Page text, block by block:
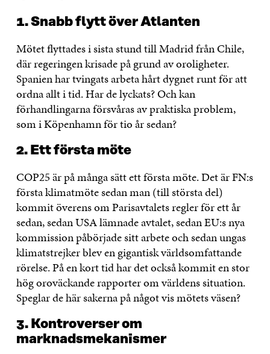
1. Snabb flytt över Atlanten
Mötet flyttades i sista stund till Madrid från Chile,
där regeringen krisade på grund av oroligheter.
Spanien har tvingats arbeta hårt dygnet runt för att
ordna allt i tid. Har de lyckats? Och kan
förhandlingarna försvåras av praktiska problem,
som i Köpenhamn för tio år sedan?
2. Ett första möte
COP25 är på många sätt ett första möte. Det är FN:s
första klimatmöte sedan man (till största del)
kommit överens om Parisavtalets regler för ett år
sedan, sedan USA lämnade avtalet, sedan EU:s nya
kommission påbörjade sitt arbete och sedan ungas
klimatstrejker blev en gigantisk världsomfattande
rörelse. På en kort tid har det också kommit en stor
hög oroväckande rapporter om världens situation.
Speglar de här sakerna på något vis mötets väsen?
3. Kontroverser om
marknadsmekanismer